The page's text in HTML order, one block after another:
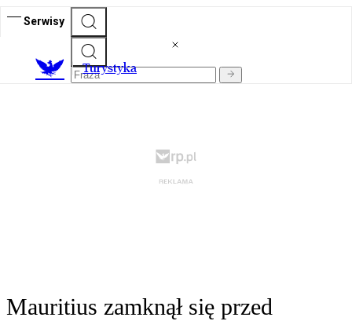
Serwisy
Turystyka
Mauritius zamknął się przed